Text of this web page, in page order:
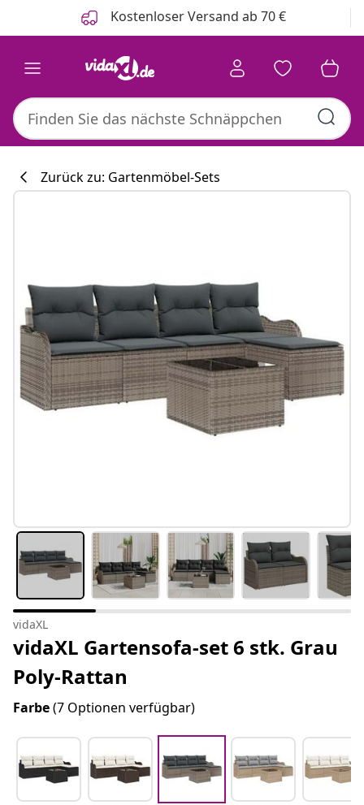
Kostenloser Versand ab 70 €
Zurück zu: Gartenmöbel-Sets
vidaXL
vidaXL Gartensofa-set 6 stk. Grau
Poly-Rattan
Farbe(7 Optionen verfügbar)